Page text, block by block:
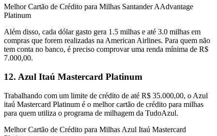
Melhor Cartão de Crédito para Milhas Santander AAdvantage
Platinum
Além disso, cada dólar gasto gera 1.5 milhas e até 3.0 milhas em
compras que forem realizadas na American Airlines. Para quem não
tem conta no banco, é preciso comprovar uma renda mínima de R$
7.000,00.
12. Azul Itaú Mastercard Platinum
Trabalhando com um limite de crédito de até R$ 35.000,00, o Azul
itaú Mastercard Platinum é o melhor cartão de crédito para milhas
para quem utiliza o programa de milhagem da TudoAzul.
Melhor Cartão de Crédito para Milhas Azul Itaú Mastercard